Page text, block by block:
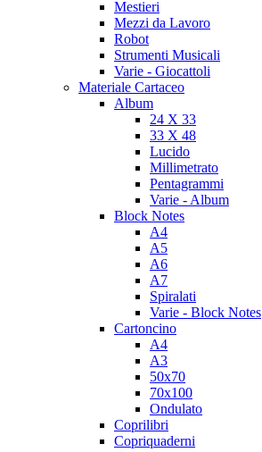
Mestieri
Mezzi da Lavoro
Robot
Strumenti Musicali
Varie - Giocattoli
Materiale Cartaceo
Album
24 X 33
33 X 48
Lucido
Millimetrato
Pentagrammi
Varie - Album
Block Notes
A4
A5
A6
A7
Spiralati
Varie - Block Notes
Cartoncino
A4
A3
50x70
70x100
Ondulato
Coprilibri
Copriquaderni